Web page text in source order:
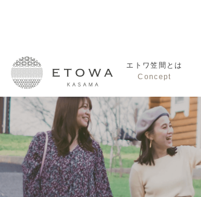
エトワ笠間とは
Concept